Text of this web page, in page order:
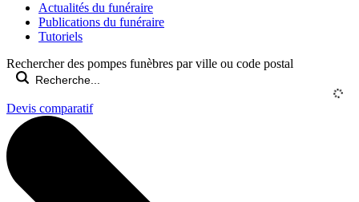
Actualités du funéraire
Publications du funéraire
Tutoriels
Rechercher des pompes funèbres par ville ou code postal
Devis comparatif